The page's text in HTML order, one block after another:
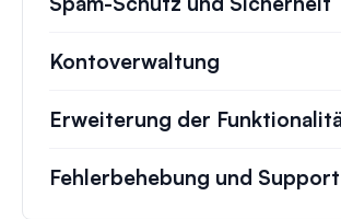
Kontoverwaltung
Erweiterung der
Fehlerbehebung und Support